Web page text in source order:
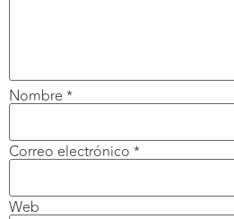
Nombre *
Correo electrónico *
Web